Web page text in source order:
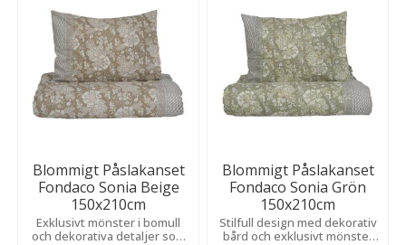
Blommigt Påslakanset
Fondaco Sonia Beige
150x210cm
Exklusivt mönster i bomull
och dekorativa detaljer som
Blommigt Påslakanset
Fondaco Sonia Grön
150x210cm
Stilfull design med dekorativ
bård och exklusivt mönster